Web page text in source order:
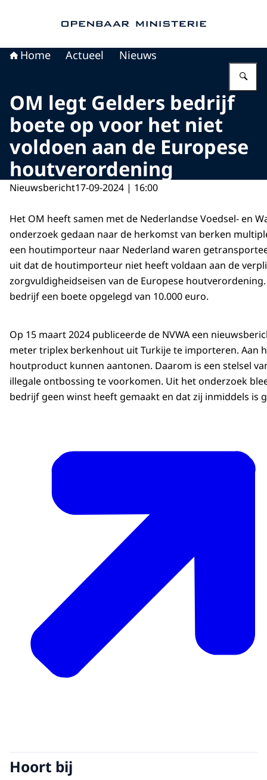
Home Actueel Nieuws
OM legt Gelders bedrijf
boete op voor het niet
voldoen aan de Europese
houtverordening
Nieuwsbericht17-09-2024 | 16:00
Het OM heeft samen met de Nederlandse Voedsel- en
onderzoek gedaan naar de herkomst van berken
een houtimporteur naar Nederland waren
uit dat de houtimporteur niet heeft voldaan aan de
zorgvuldigheidseisen van de Europese
bedrijf een boete opgelegd van 10.000 euro.
Op 15 maart 2024 publiceerde de NVWA een
meter triplex berkenhout uit Turkije te importeren. Aan
houtproduct kunnen aantonen. Daarom is een stelsel
illegale ontbossing te voorkomen. Uit het onderzoek
bedrijf geen winst heeft gemaakt en dat zij inmiddels is
Hoort bij